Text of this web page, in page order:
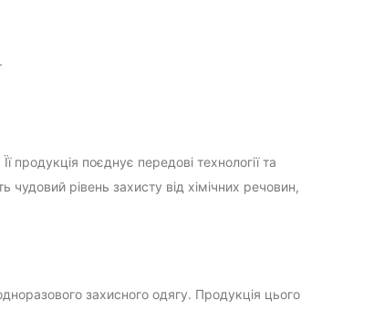
продукція поєднує передові технології та
рівень захисту від хімічних речовин,
захисного одягу. Продукція цього